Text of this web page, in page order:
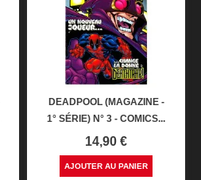
DEADPOOL (MAGAZINE -
1° SÉRIE) N° 3 - COMICS...
Prix
14,90 €
AJOUTER AU PANIER